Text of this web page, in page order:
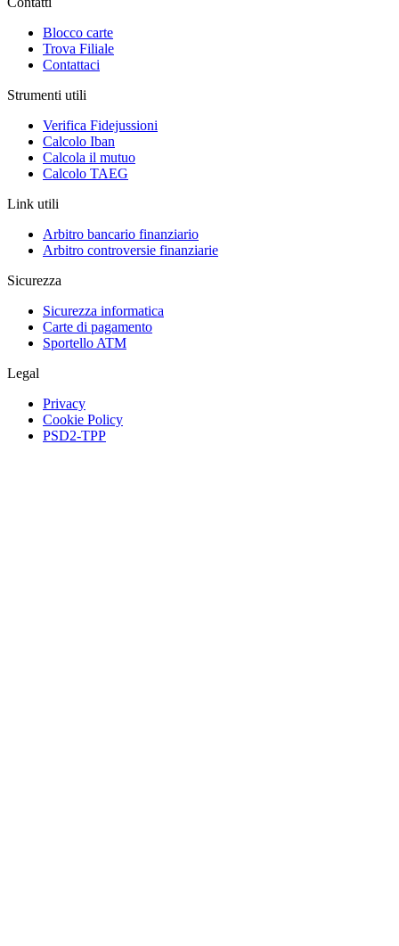
Blocco carte
Trova Filiale
Contattaci
Strumenti utili
Verifica Fidejussioni
Calcolo Iban
Calcola il mutuo
Calcolo TAEG
Link utili
Arbitro bancario finanziario
Arbitro controversie finanziarie
Sicurezza
Sicurezza informatica
Carte di pagamento
Sportello ATM
Legal
Privacy
Cookie Policy
PSD2-TPP